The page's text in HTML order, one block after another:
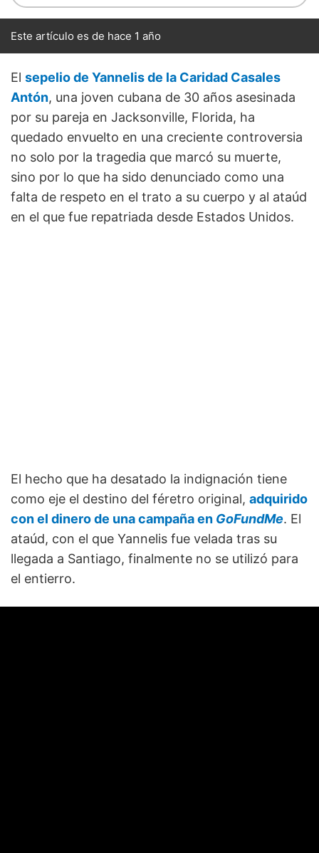
Este artículo es de hace 1 año
El sepelio de Yannelis de la Caridad Casales
Antón, una joven cubana de 30 años asesinada
por su pareja en Jacksonville, Florida, ha
quedado envuelto en una creciente controversia
no solo por la tragedia que marcó su muerte,
sino por lo que ha sido denunciado como una
falta de respeto en el trato a su cuerpo y al ataúd
en el que fue repatriada desde Estados Unidos.
El hecho que ha desatado la indignación tiene
como eje el destino del féretro original, adquirido
con el dinero de una campaña en GoFundMe. El
ataúd, con el que Yannelis fue velada tras su
llegada a Santiago, finalmente no se utilizó para
el entierro.